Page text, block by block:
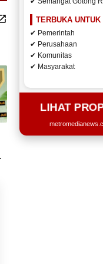
TERBUKA UNTUK
✔ Pemerintah
✔ Perusahaan
✔ Komunitas
✔ Masyarakat
LIHAT